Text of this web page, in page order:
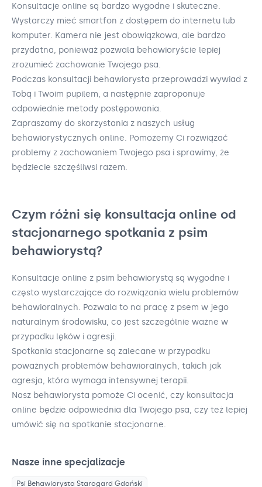
Konsultacje online są bardzo wygodne i skuteczne.
Wystarczy mieć smartfon z dostępem do internetu lub
komputer. Kamera nie jest obowiązkowa, ale bardzo
przydatna, ponieważ pozwala behawioryście lepiej
zrozumieć zachowanie Twojego psa.
Podczas konsultacji behawiorysta przeprowadzi wywiad z
Tobą i Twoim pupilem, a następnie zaproponuje
odpowiednie metody postępowania.
Zapraszamy do skorzystania z naszych usług
behawiorystycznych online. Pomożemy Ci rozwiązać
problemy z zachowaniem Twojego psa i sprawimy, że
będziecie szczęśliwsi razem.
Czym różni się konsultacja online od
stacjonarnego spotkania z psim
behawiorystą?
Konsultacje online z psim behawiorystą są wygodne i
często wystarczające do rozwiązania wielu problemów
behawioralnych. Pozwala to na pracę z psem w jego
naturalnym środowisku, co jest szczególnie ważne w
przypadku lęków i agresji.
Spotkania stacjonarne są zalecane w przypadku
poważnych problemów behawioralnych, takich jak
agresja, która wymaga intensywnej terapii.
Nasz behawiorysta pomoże Ci ocenić, czy konsultacja
online będzie odpowiednia dla Twojego psa, czy też lepiej
umówić się na spotkanie stacjonarne.
Nasze inne specjalizacje
Psi Behawiorysta Starogard Gdański